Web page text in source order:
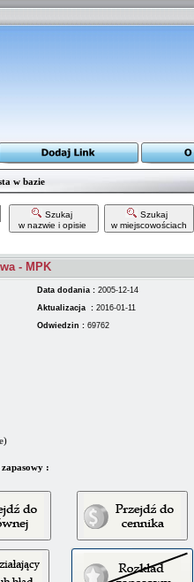
w bazie
Szukaj
w nazwie i opisie
Szukaj
w miejscowościach
- MPK
Data dodania : 2005-12-14
Aktualizacja : 2016-01-11
Odwiedzin : 69762
: